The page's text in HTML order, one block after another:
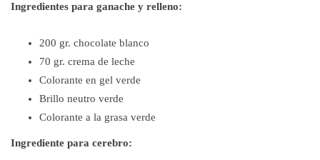
Ingredientes para ganache y relleno:
200 gr. chocolate blanco
70 gr. crema de leche
Colorante en gel verde
Brillo neutro verde
Colorante a la grasa verde
Ingrediente para cerebro: